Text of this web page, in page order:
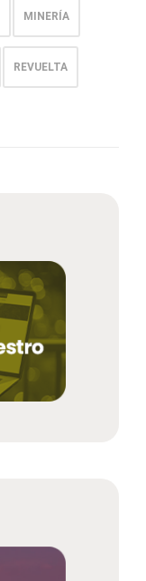
MINERÍA
REVUELTA